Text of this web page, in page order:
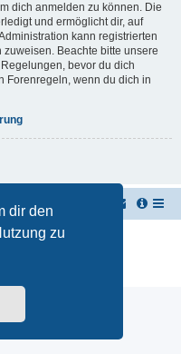
dir den
zu
dich anmelden zu können. Die
und ermöglicht dir, auf
kann registrierten
Beachte bitte unsere
bevor du dich
Forenregeln, wenn du dich in
© phpBB Limited